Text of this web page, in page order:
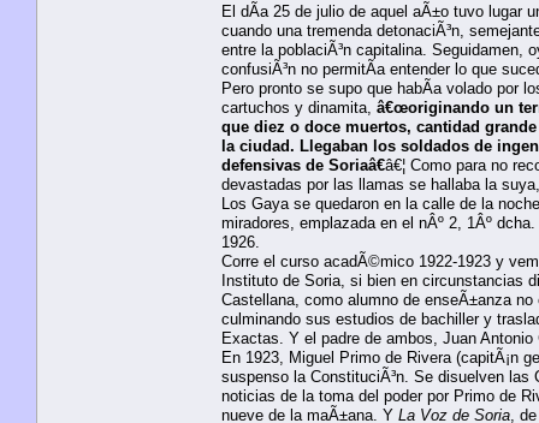
El dÃ­a 25 de julio de aquel aÃ±o tuvo lugar
cuando una tremenda detonaciÃ³n,
entre la poblaciÃ³n capitalina. Seguidamen,
confusiÃ³n no permitÃ­a entender lo que
Pero pronto se supo que habÃ­a volado por
cartuchos y dinamita, â€œoriginando un
que diez o doce muertos, cantidad
la ciudad. Llegaban los soldados de
defensivas de Soriaâ€â€¦ Como para no
devastadas por las llamas se hallaba la
Los Gaya se quedaron en la calle de la
miradores, emplazada en el nÂº 2, 1Âº
1926.
Corre el curso acadÃ©mico 1922-1923 y
Instituto de Soria, si bien en circunstancias
Castellana, como alumno de enseÃ±anza
culminando sus estudios de bachiller y
Exactas. Y el padre de ambos, Juan
En 1923, Miguel Primo de Rivera (capitÃ¡n
suspenso la ConstituciÃ³n. Se disuelven
noticias de la toma del poder por Primo de
nueve de la maÃ±ana. Y La Voz de Soria ,